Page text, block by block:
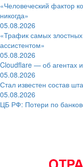
«Человеческий фактор
никогда»
05.08.2026
«Трафик самых
ассистентом»
05.08.2026
Cloudflare — об агентах
05.08.2026
Стал известен состав
05.08.2026
ЦБ РФ: Потери по